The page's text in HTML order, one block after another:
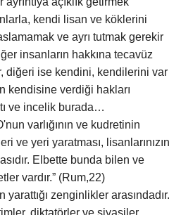
kendi lisan ve köklerini
ve ayrı tutmak gerekir
insanların hakkına tecavüz
diğeri ise kendini, kendilerini var
kendisine verdiği hakları
ve incelik burada…
varlığının ve kudretinin
ve yeri yaratması, lisanlarınızın
Elbette bunda bilen ve
vardır.” (Rum,22)
yarattığı zenginlikler arasındadır.